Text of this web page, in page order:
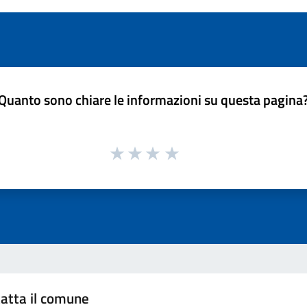
sono chiare le informazioni su questa
il comune